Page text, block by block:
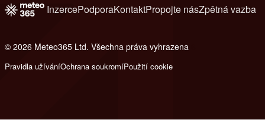
InzercePodporaKontaktPropojte násZpětná vazba
© 2026 Meteo365 Ltd. Všechna práva vyhrazena
Pravidla užíváníOchrana soukromíPoužití cookie